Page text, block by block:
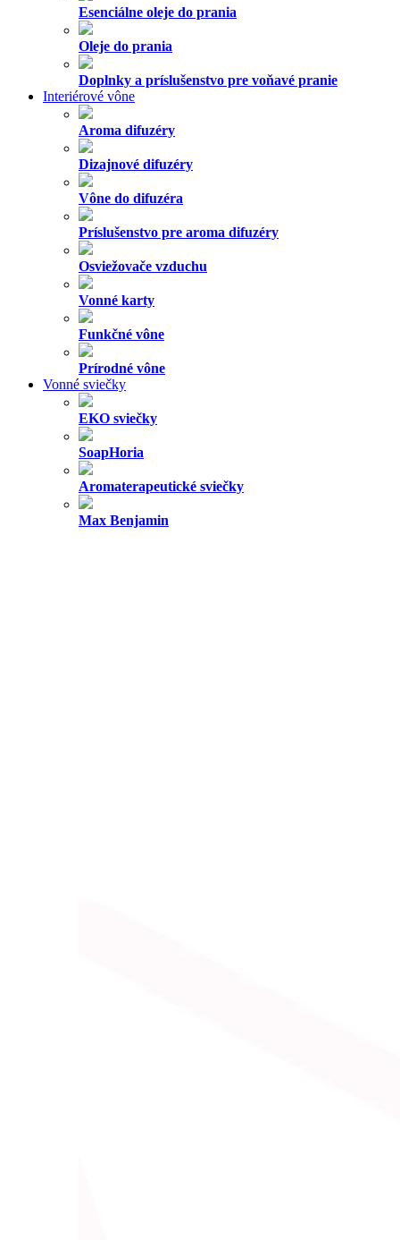
Esenciálne oleje do prania
Oleje do prania
Doplnky a príslušenstvo pre voňavé pranie
Interiérové vône
Aroma difuzéry
Dizajnové difuzéry
Vône do difuzéra
Príslušenstvo pre aroma difuzéry
Osviežovače vzduchu
Vonné karty
Funkčné vône
Prírodné vône
Vonné sviečky
EKO sviečky
SoapHoria
Aromaterapeutické sviečky
Max Benjamin